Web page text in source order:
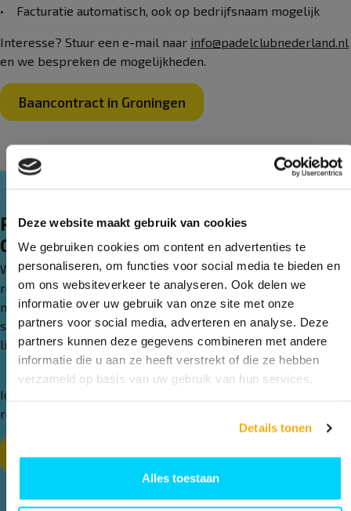
Deze website maakt gebruik van cookies
We gebruiken cookies om content en advertenties te
personaliseren, om functies voor social media te bieden en
om ons websiteverkeer te analyseren. Ook delen we
informatie over uw gebruik van onze site met onze
partners voor social media, adverteren en analyse. Deze
partners kunnen deze gegevens combineren met andere
informatie die u aan ze heeft verstrekt of die ze hebben
verzameld op basis van uw gebruik van hun services.
Details tonen
Alles toestaan
• Facturatie automatisch, ook op bedrijfsnaam mogelijk
Interesse? Stuur een e-mail naar info@padelclubnederland.nl
en we bespreken de mogelijkheden.
Baancontract in Groningen
Padeltoernooien en padelladder vlakbij
Groningen
Wil je ook wedstrijden spelen? In Zuidbroek worden
regelmatig toernooien en clinics georganiseerd voor alle
niveaus. De padelladder is een makkelijke manier om vaker te
spelen en nieuwe spelers te leren kennen. Je hebt er geen
lidmaatschap voor nodig.
Ideaal als je zoekt naar een actieve padelgemeenschap in de
regio Groningen.
Meer lezen over de padelladder in Zuidbroek